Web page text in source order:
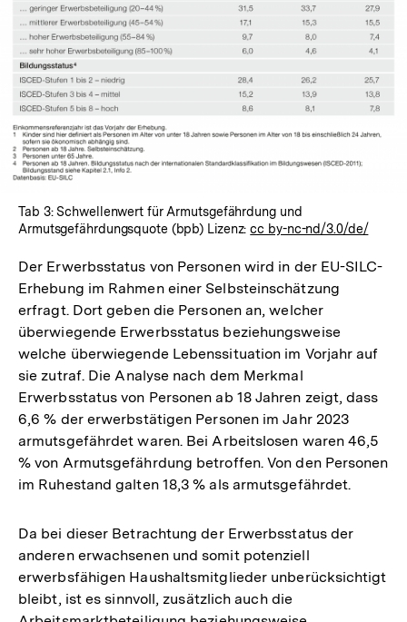
Tab 3: Schwellenwert für Armutsgefährdung und
Armutsgefährdungsquote (bpb) Lizenz:cc by-nc-nd/3.0/de/
Der Erwerbsstatus von Personen wird in der EU-SILC-
Erhebung im Rahmen einer Selbsteinschätzung
erfragt. Dort geben die Personen an, welcher
überwiegende Erwerbsstatus beziehungsweise
welche überwiegende Lebenssituation im Vorjahr auf
sie zutraf. Die Analyse nach dem Merkmal
Erwerbsstatus von Personen ab 18 Jahren zeigt, dass
6,6 % der erwerbstätigen Personen im Jahr 2023
armutsgefährdet waren. Bei Arbeitslosen waren 46,5
% von Armutsgefährdung betroffen. Von den Personen
im Ruhestand galten 18,3 % als armutsgefährdet.
Da bei dieser Betrachtung der Erwerbsstatus der
anderen erwachsenen und somit potenziell
erwerbsfähigen Haushaltsmitglieder unberücksichtigt
bleibt, ist es sinnvoll, zusätzlich auch die